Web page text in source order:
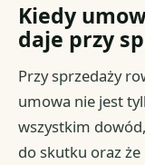
Kiedy
daje przy
Przy sprzedaży
umowa nie jest
wszystkim
do skutku oraz że